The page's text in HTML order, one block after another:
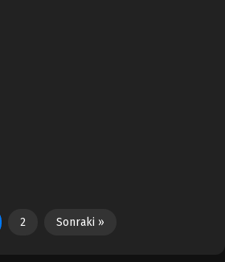
2 Sonraki »